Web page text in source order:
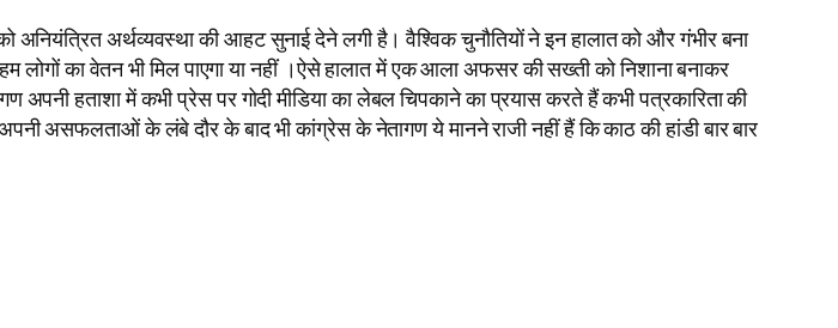
अर्थव्यवस्था की आहट सुनाई देने लगी है। वैश्विक चुनौतियों ने इन हालात को और गंभीर बना
का वेतन भी मिल पाएगा या नहीं ।ऐसे हालात में एक आला अफसर की सख्ती को निशाना बनाकर
हताशा में कभी प्रेस पर गोदी मीडिया का लेबल चिपकाने का प्रयास करते हैं कभी पत्रकारिता की
के लंबे दौर के बाद भी कांग्रेस के नेतागण ये मानने राजी नहीं हैं कि काठ की हांडी बार बार